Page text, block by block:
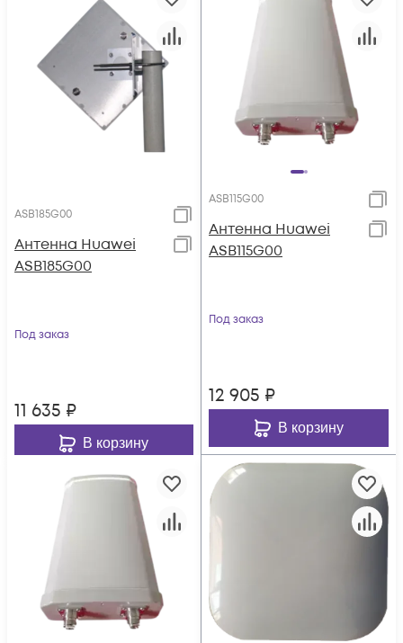
ASB185G00
Антенна Huawei
ASB185G00
Под заказ
11 635 ₽
В корзину
ASB115G00
Антенна Huawei
ASB115G00
Под заказ
12 905 ₽
В корзину